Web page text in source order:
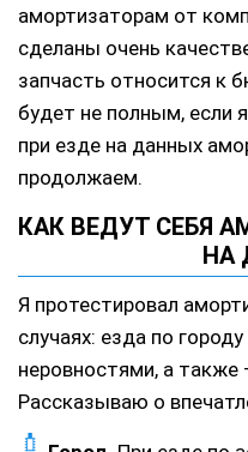
амортизаторам от
сделаны очень
запчасть относится
будет не полным, если
при езде на данных
продолжаем.
КАК ВЕДУТ СЕБЯ
НА
Я протестировал
случаях: езда по
неровностями, а
Рассказываю о